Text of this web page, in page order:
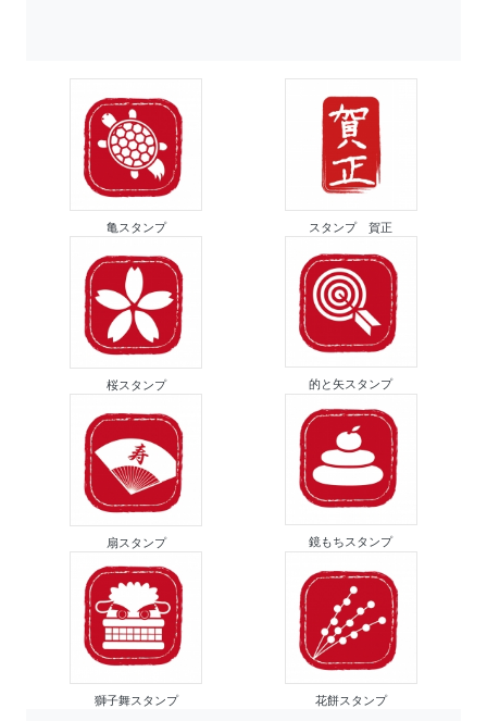
亀スタンプ スタンプ 賀正
桜スタンプ 的と矢スタンプ
扇スタンプ 鏡もちスタンプ
獅子舞スタンプ 花餅スタンプ